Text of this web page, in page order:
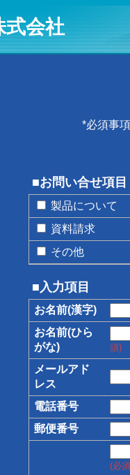
式会社
*必須事
■お問い合せ項目
製品について
資料請求
その他
■入力項目
お名前(漢字)
お名前(ひら
がな)
須)
メールアド
レス
電話番号
郵便番号
(必